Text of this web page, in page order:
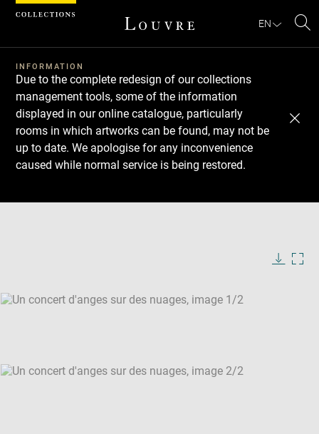
EN
INFORMATION
Due to the complete redesign of our collections
management tools, some of the information
displayed in our online catalogue, particularly
rooms in which artworks can be found, may not be
up to date. We apologise for any inconvenience
caused while normal service is being restored.
SKIP IMAGE CAROUSEL
Download
Next
Previous
Cookies management panel